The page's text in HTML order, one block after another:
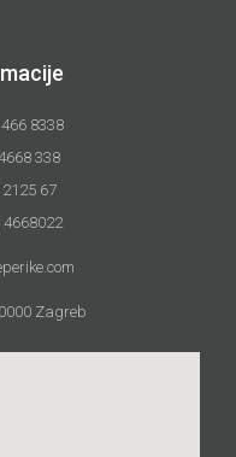
8338
338
67
4668022
Zagreb